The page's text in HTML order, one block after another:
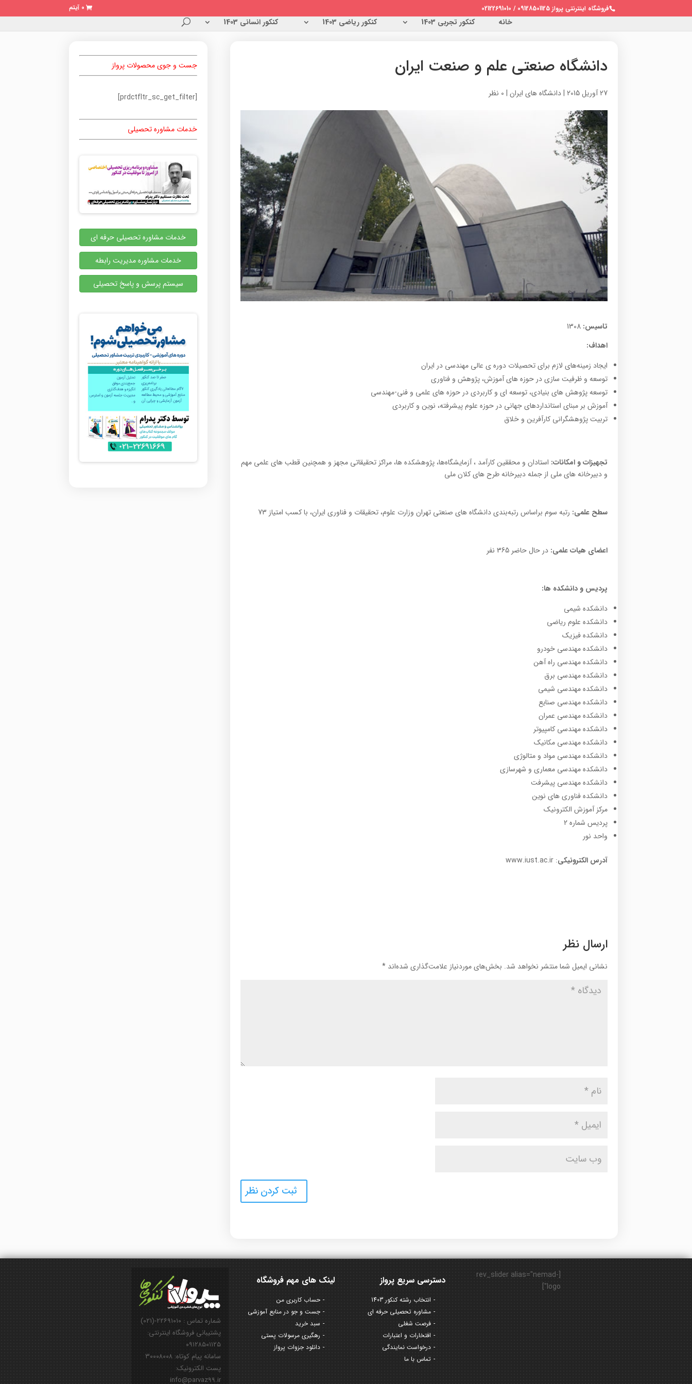
فروشگاه اینترنتی پرواز 09128501125 / 02122691010 0 آیتم
خانه کنکور تجربی 1403 کنکور ریاضی 1403 کنکور انسانی 1403
دانشگاه صنعتی علم و صنعت ایران
27 آوریل 2015 |دانشگاه های ایران | 0 نظر
تاسیس:1308
اهداف:
ایجاد زمینه‌های لازم برای تحصیلات دوره ی عالی مهندسی در ایران
توسعه و ظرفيت سازی در حوزه های آموزش، پژوهش و فناوری
توسعه پژوهش های بنيادی، توسعه ای و کاربردی در حوزه های علمی و فنی-مهندسی
آموزش بر مبنای استانداردهای جهانی در حوزه علوم پيشرفته، نوين و کاربردی
تربيت پژوهشگرانی کارآفرين و خلاق
تجهیزات و امکانات: استادان و محققین کارآمد ، آزمایشگاه‌ها، پژوهشکده ها، مراکز تحقیقاتی مجهز و همچنین قطب های علمی مهم
و دبیرخانه های ملی از جمله دبیرخانه طرح های کلان ملی
سطح علمی: رتبه سوم براساس رتبه‌بندی دانشگاه های صنعتی تهران وزارت علوم، تحقیقات و فناوری ایران، با کسب امتیاز 73
اعضای هیات علمی: در حال حاضر 365 نفر
پردیس و دانشکده ها:
دانشکده شیمی
دانشکده علوم ریاضی
دانشکده فیزیک
دانشکده مهندسی خودرو
دانشکده مهندسی راه آهن
دانشکده مهندسی برق
دانشکده مهندسی شیمی
دانشکده مهندسی صنایع
دانشکده مهندسی عمران
دانشکده مهندسی کامپیوتر
دانشکده مهندسی مکانیک
دانشکده مهندسی مواد و متالوژی
دانشکده مهندسی معماری و شهرسازی
دانشکده مهندسی پیشرفت
دانشکده فناوری های نوین
مرکز آموزش الکترونیک
پردیس شماره 2
واحد نور
آدرس الکترونیکی: www.iust.ac.ir
ارسال نظر
نشانی ایمیل شما منتشر نخواهد شد. بخش‌های موردنیاز علامت‌گذاری شده‌اند*
جست و جوی محصولات پرواز
[prdctfltr_sc_get_filter]
خدمات مشاوره تحصیلی
خدمات مشاوره تحصیلی حرفه ای
خدمات مشاوره مدیریت رابطه
سیستم پرسش و پاسخ تحصیلی
شماره تماس : ۲۲۶۹۱۰۱۰-(۰۲۱)
پشتیبانی فروشگاه اینترنتی:
۰۹۱۲۸۵۰۱۱۲۵
سامانه پیام کوتاه: ۳۰۰۰۸۰۰۸
پست الکترونیک:
info@parvaz99.ir
لینک های مهم فروشگاه
حساب کاربری من
جست و جو در منابع آموزشی
سبد خرید
رهگیری مرسولات پستی
دانلود جزوات پرواز
دسترسی سریع پرواز
انتخاب رشته کنکور 1403
مشاوره تحصیلی حرفه ای
فرصت شغلی
افتخارات و اعتبارات
درخواست نمایندگی
تماس با ما
[rev_slider alias="nemad-
logo"]